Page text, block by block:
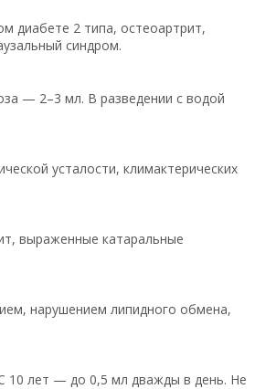
диабете 2 типа, остеоартрит,
синдром.
— 2–3 мл. В разведении с водой
усталости, климактерических
выраженные катаральные
нарушением липидного обмена,
10 лет — до 0,5 мл дважды в день. Не